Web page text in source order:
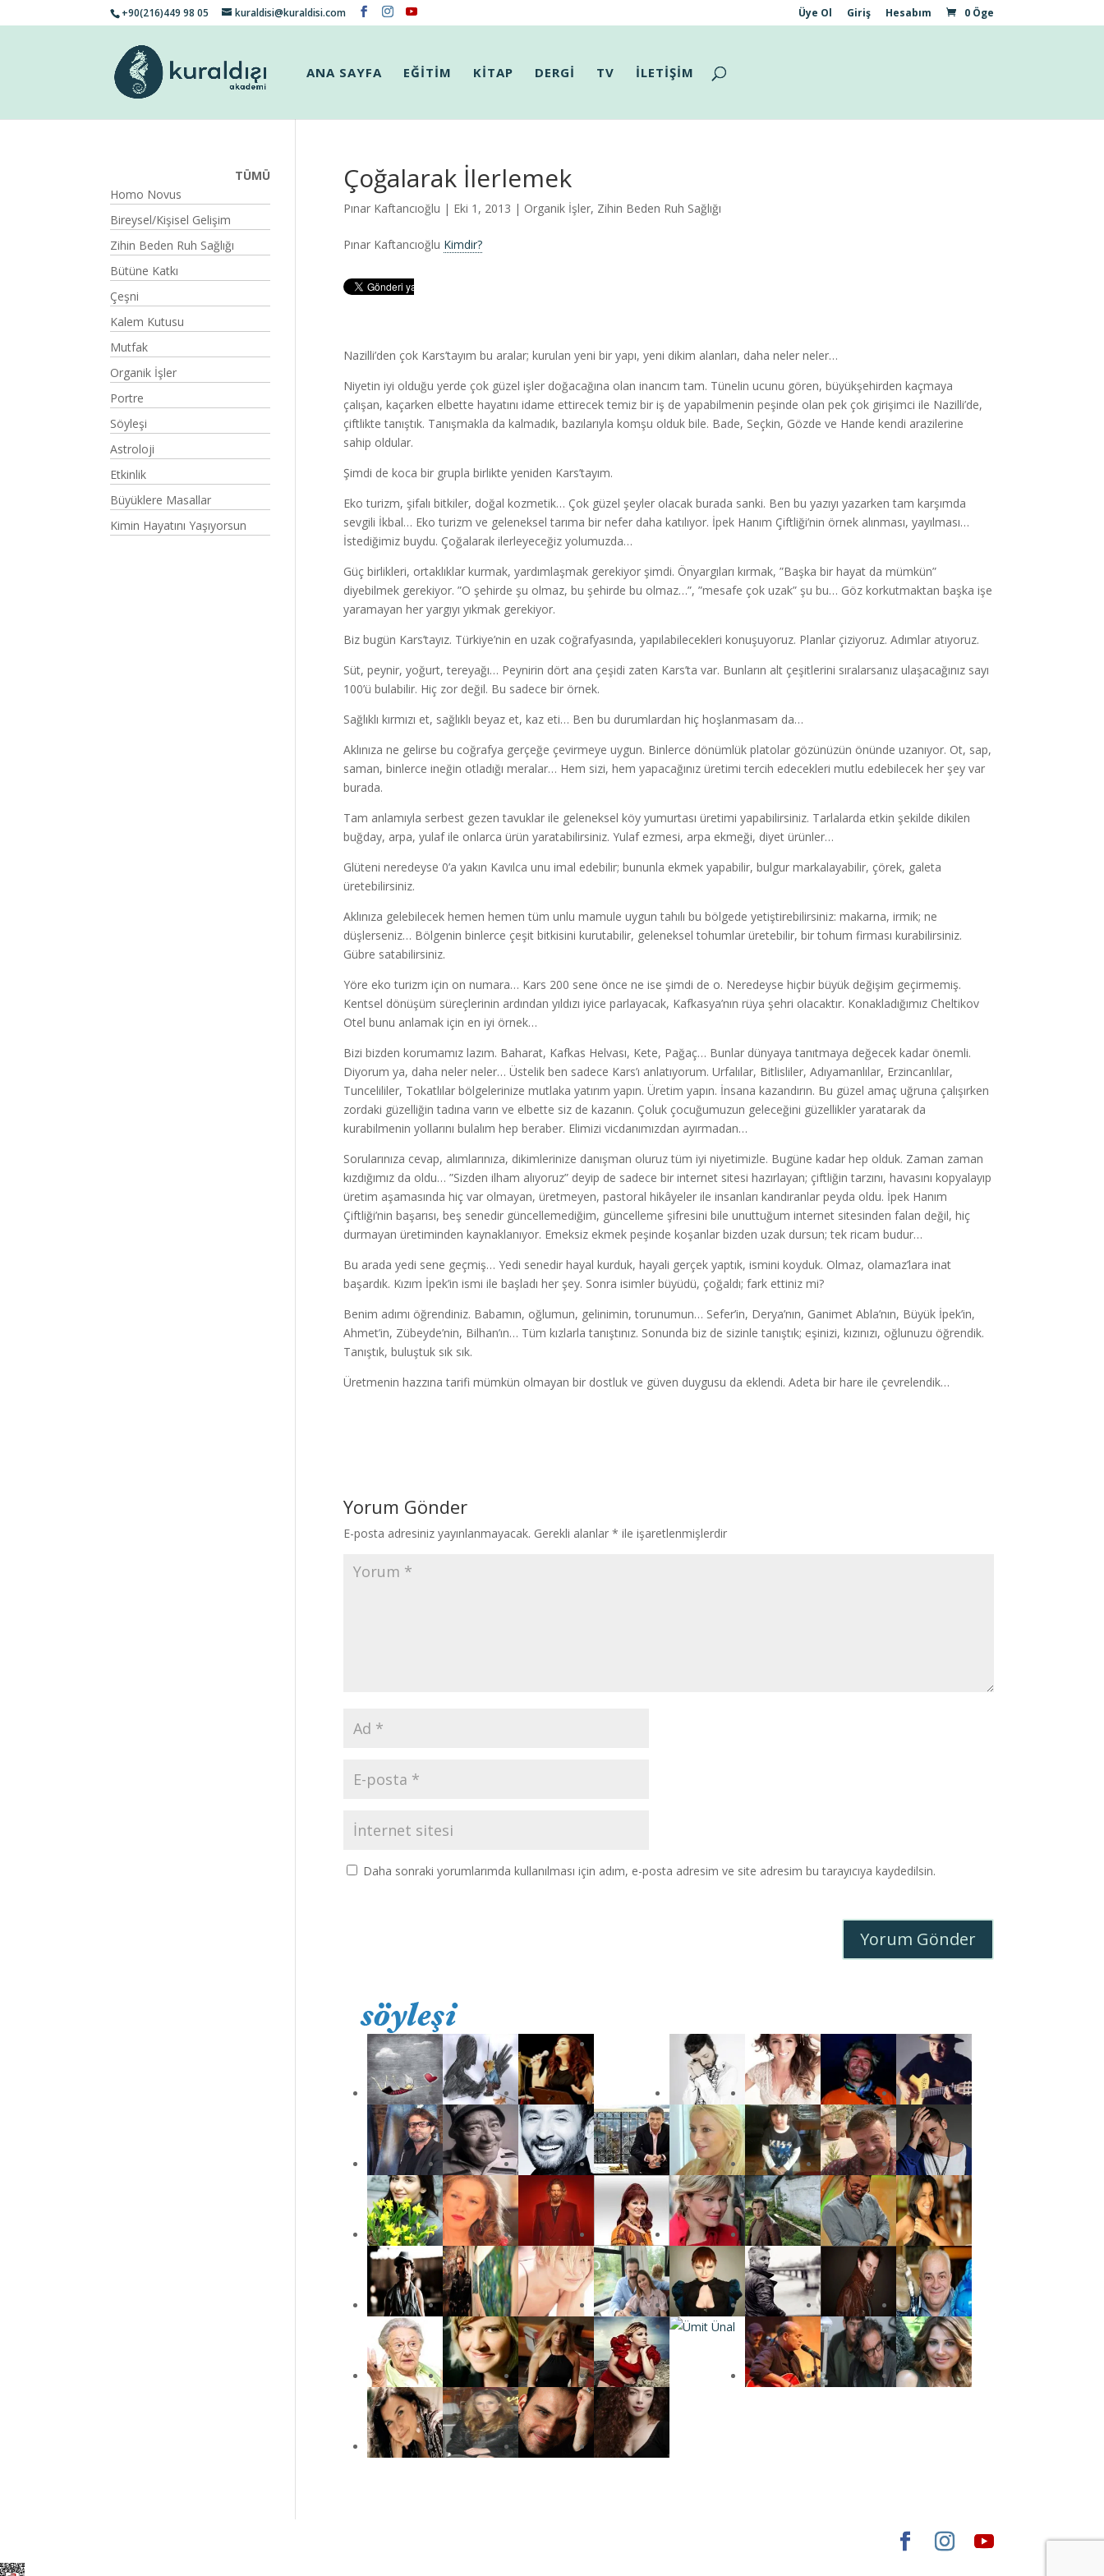
+90(216)449 98 05 kuraldisi@kuraldisi.com Üye Ol Giriş Hesabım 0 Öge
ANA SAYFA EĞİTİM KİTAP DERGİ TV İLETİŞİM
Çoğalarak İlerlemek
Pınar Kaftancıoğlu | Eki 1, 2013 | Organik İşler, Zihin Beden Ruh Sağlığı
Pınar Kaftancıoğlu Kimdir?
Nazilli’den çok Kars’tayım bu aralar; kurulan yeni bir yapı, yeni dikim alanları, daha neler neler…
Niyetin iyi olduğu yerde çok güzel işler doğacağına olan inancım tam. Tünelin ucunu gören, büyükşehirden kaçmaya
çalışan, kaçarken elbette hayatını idame ettirecek temiz bir iş de yapabilmenin peşinde olan pek çok girişimci ile Nazilli’de,
çiftlikte tanıştık. Tanışmakla da kalmadık, bazılarıyla komşu olduk bile. Bade, Seçkin, Gözde ve Hande kendi arazilerine
sahip oldular.
Şimdi de koca bir grupla birlikte yeniden Kars’tayım.
Eko turizm, şifalı bitkiler, doğal kozmetik… Çok güzel şeyler olacak burada sanki. Ben bu yazıyı yazarken tam karşımda
sevgili İkbal… Eko turizm ve geleneksel tarıma bir nefer daha katılıyor. İpek Hanım Çiftliği’nin örnek alınması, yayılması…
İstediğimiz buydu. Çoğalarak ilerleyeceğiz yolumuzda…
Güç birlikleri, ortaklıklar kurmak, yardımlaşmak gerekiyor şimdi. Önyargıları kırmak, ”Başka bir hayat da mümkün”
diyebilmek gerekiyor. ”O şehirde şu olmaz, bu şehirde bu olmaz…”, ”mesafe çok uzak” şu bu… Göz korkutmaktan başka işe
yaramayan her yargıyı yıkmak gerekiyor.
Biz bugün Kars’tayız. Türkiye’nin en uzak coğrafyasında, yapılabilecekleri konuşuyoruz. Planlar çiziyoruz. Adımlar atıyoruz.
Süt, peynir, yoğurt, tereyağı… Peynirin dört ana çeşidi zaten Kars’ta var. Bunların alt çeşitlerini sıralarsanız ulaşacağınız sayı
100’ü bulabilir. Hiç zor değil. Bu sadece bir örnek.
Sağlıklı kırmızı et, sağlıklı beyaz et, kaz eti… Ben bu durumlardan hiç hoşlanmasam da…
Aklınıza ne gelirse bu coğrafya gerçeğe çevirmeye uygun. Binlerce dönümlük platolar gözünüzün önünde uzanıyor. Ot, sap,
saman, binlerce ineğin otladığı meralar… Hem sizi, hem yapacağınız üretimi tercih edecekleri mutlu edebilecek her şey var
burada.
Tam anlamıyla serbest gezen tavuklar ile geleneksel köy yumurtası üretimi yapabilirsiniz. Tarlalarda etkin şekilde dikilen
buğday, arpa, yulaf ile onlarca ürün yaratabilirsiniz. Yulaf ezmesi, arpa ekmeği, diyet ürünler…
Glüteni neredeyse 0’a yakın Kavılca unu imal edebilir; bununla ekmek yapabilir, bulgur markalayabilir, çörek, galeta
üretebilirsiniz.
Aklınıza gelebilecek hemen hemen tüm unlu mamule uygun tahılı bu bölgede yetiştirebilirsiniz: makarna, irmik; ne
düşlerseniz… Bölgenin binlerce çeşit bitkisini kurutabilir, geleneksel tohumlar üretebilir, bir tohum firması kurabilirsiniz.
Gübre satabilirsiniz.
Yöre eko turizm için on numara… Kars 200 sene önce ne ise şimdi de o. Neredeyse hiçbir büyük değişim geçirmemiş.
Kentsel dönüşüm süreçlerinin ardından yıldızı iyice parlayacak, Kafkasya’nın rüya şehri olacaktır. Konakladığımız Cheltikov
Otel bunu anlamak için en iyi örnek…
Bizi bizden korumamız lazım. Baharat, Kafkas Helvası, Kete, Pağaç… Bunlar dünyaya tanıtmaya değecek kadar önemli.
Diyorum ya, daha neler neler… Üstelik ben sadece Kars’ı anlatıyorum. Urfalılar, Bitlisliler, Adıyamanlılar, Erzincanlılar,
Tuncelililer, Tokatlılar bölgelerinize mutlaka yatırım yapın. Üretim yapın. İnsana kazandırın. Bu güzel amaç uğruna çalışırken
zordaki güzelliğin tadına varın ve elbette siz de kazanın. Çoluk çocuğumuzun geleceğini güzellikler yaratarak da
kurabilmenin yollarını bulalım hep beraber. Elimizi vicdanımızdan ayırmadan…
Sorularınıza cevap, alımlarınıza, dikimlerinize danışman oluruz tüm iyi niyetimizle. Bugüne kadar hep olduk. Zaman zaman
kızdığımız da oldu… ”Sizden ilham alıyoruz” deyip de sadece bir internet sitesi hazırlayan; çiftliğin tarzını, havasını kopyalayıp
üretim aşamasında hiç var olmayan, üretmeyen, pastoral hikâyeler ile insanları kandıranlar peyda oldu. İpek Hanım
Çiftliği’nin başarısı, beş senedir güncellemediğim, güncelleme şifresini bile unuttuğum internet sitesinden falan değil, hiç
durmayan üretiminden kaynaklanıyor. Emeksiz ekmek peşinde koşanlar bizden uzak dursun; tek ricam budur…
Bu arada yedi sene geçmiş… Yedi senedir hayal kurduk, hayali gerçek yaptık, ismini koyduk. Olmaz, olamaz’lara inat
başardık. Kızım İpek’in ismi ile başladı her şey. Sonra isimler büyüdü, çoğaldı; fark ettiniz mi?
Benim adımı öğrendiniz. Babamın, oğlumun, gelinimin, torunumun… Sefer’in, Derya’nın, Ganimet Abla’nın, Büyük İpek’in,
Ahmet’in, Zübeyde’nin, Bilhan’ın… Tüm kızlarla tanıştınız. Sonunda biz de sizinle tanıştık; eşinizi, kızınızı, oğlunuzu öğrendik.
Tanıştık, buluştuk sık sık.
Üretmenin hazzına tarifi mümkün olmayan bir dostluk ve güven duygusu da eklendi. Adeta bir hare ile çevrelendik…
Yorum Gönder
E-posta adresiniz yayınlanmayacak. Gerekli alanlar * ile işaretlenmişlerdir
Daha sonraki yorumlarımda kullanılması için adım, e-posta adresim ve site adresim bu tarayıcıya kaydedilsin.
TÜMÜ
Homo Novus
Bireysel/Kişisel Gelişim
Zihin Beden Ruh Sağlığı
Bütüne Katkı
Çeşni
Kalem Kutusu
Mutfak
Organik İşler
Portre
Söyleşi
Astroloji
Etkinlik
Büyüklere Masallar
Kimin Hayatını Yaşıyorsun